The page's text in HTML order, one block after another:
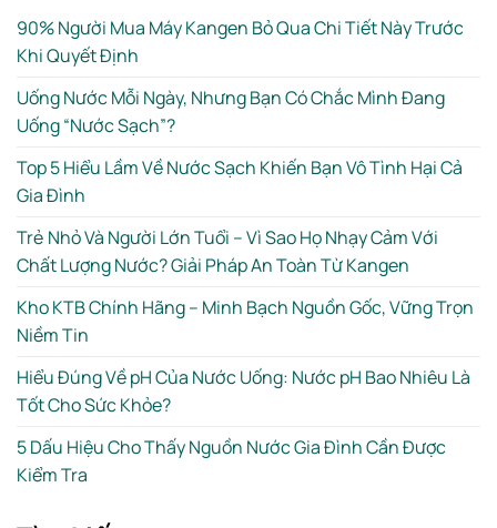
90% Người Mua Máy Kangen Bỏ Qua Chi Tiết Này Trước
Khi Quyết Định
Uống Nước Mỗi Ngày, Nhưng Bạn Có Chắc Mình Đang
Uống “Nước Sạch”?
Top 5 Hiểu Lầm Về Nước Sạch Khiến Bạn Vô Tình Hại Cả
Gia Đình
Trẻ Nhỏ Và Người Lớn Tuổi – Vì Sao Họ Nhạy Cảm Với
Chất Lượng Nước? Giải Pháp An Toàn Từ Kangen
Kho KTB Chính Hãng – Minh Bạch Nguồn Gốc, Vững Trọn
Niềm Tin
Hiểu Đúng Về pH Của Nước Uống: Nước pH Bao Nhiêu Là
Tốt Cho Sức Khỏe?
5 Dấu Hiệu Cho Thấy Nguồn Nước Gia Đình Cần Được
Kiểm Tra